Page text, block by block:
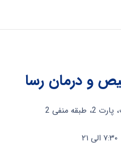
و درمان رسا
منفی 2